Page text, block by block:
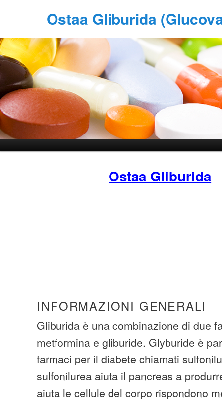
Ostaa Gliburida
Ostaa Gliburida
INFORMAZIONI GENERALI
Gliburida è una combinazione di due
metformina e gliburide. Glyburide è
farmaci per il diabete chiamati
sulfonilurea aiuta il pancreas a
aiuta le cellule del corpo rispondono